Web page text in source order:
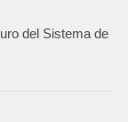
del Sistema de